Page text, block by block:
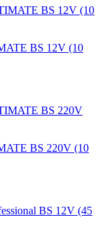
BS 12V (10
BS 220V (10